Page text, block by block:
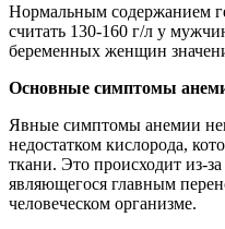
Нормальным содержанием
считать 130-160 г/л у
беременных женщин
Основные симптомы
Явные симптомы анемии
недостатком кислорода,
ткани. Это происходит из-
являющегося главным
человеческом организме.